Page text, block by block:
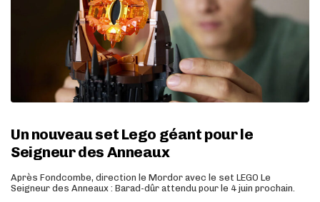
Un nouveau set Lego géant pour le
Seigneur des Anneaux
Après Fondcombe, direction le Mordor avec le set LEGO Le
Seigneur des Anneaux : Barad-dûr attendu pour le 4 juin prochain.